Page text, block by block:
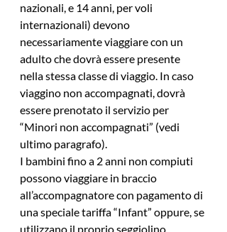
nazionali, e 14 anni, per voli
internazionali) devono
necessariamente viaggiare con un
adulto che dovrà essere presente
nella stessa classe di viaggio. In caso
viaggino non accompagnati, dovrà
essere prenotato il servizio per
“Minori non accompagnati” (vedi
ultimo paragrafo).
I bambini fino a 2 anni non compiuti
possono viaggiare in braccio
all’accompagnatore con pagamento di
una speciale tariffa “Infant” oppure, se
utilizzano il proprio seggiolino